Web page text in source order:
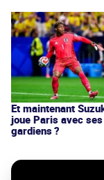
Et maintenant
joue Paris avec ses
gardiens ?